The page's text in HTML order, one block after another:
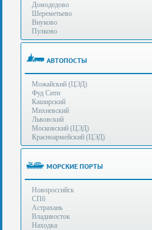
услуги
Опыт
оформления
рекомендует
Таможенные
процедуры
(особенности):
Полезная
информация
Стоимость
услуг
Домодедово
Шереметьево
Внуково
Пулково
АВТОПОСТЫ
Можайский (ЦЭД)
Фуд Сити
Каширский
Михневский
Львовский
Московский (ЦЭД)
Красноармейский (ЦЭД)
МОРСКИЕ ПОРТЫ
Новороссийск
СПб
Астрахань
Владивосток
Находка